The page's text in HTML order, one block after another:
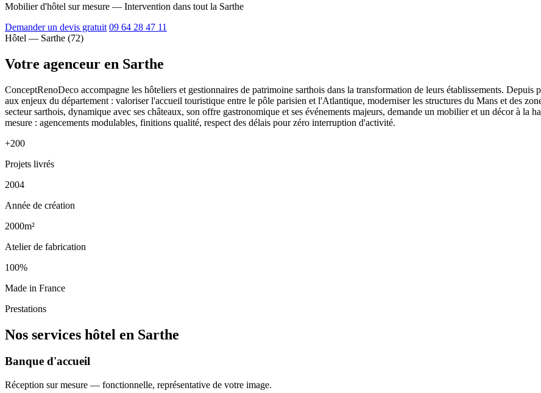
Mobilier d'hôtel sur mesure — Intervention dans tout la Sarthe
Demander un devis gratuit 09 64 28 47 11
Hôtel — Sarthe (72)
Votre agenceur en Sarthe
ConceptRenoDeco accompagne les hôteliers et gestionnaires de patrimoine sarthois dans la transformation de leurs établissements. Depuis
aux enjeux du département : valoriser l'accueil touristique entre le pôle parisien et l'Atlantique, moderniser les structures du Mans et des
secteur sarthois, dynamique avec ses châteaux, son offre gastronomique et ses événements majeurs, demande un mobilier et un décor à la
mesure : agencements modulables, finitions qualité, respect des délais pour zéro interruption d'activité.
+200
Projets livrés
2004
Année de création
2000m²
Atelier de fabrication
100%
Made in France
Prestations
Nos services hôtel en Sarthe
Banque d'accueil
Réception sur mesure — fonctionnelle, représentative de votre image.